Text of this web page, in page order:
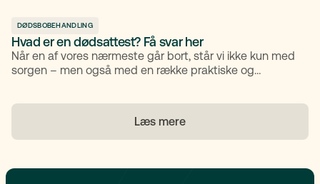
DØDSBOBEHANDLING
Hvad er en dødsattest? Få svar her
Når en af vores nærmeste går bort, står vi ikke kun med
sorgen – men også med en række praktiske og
dødsfaldet og er nødvendig for at kunne komme videre
med eksempelvis kontakt til skifteretten og
forklarer vi, hvad en dødsattest er, hvad den indeholder,
Læs mere